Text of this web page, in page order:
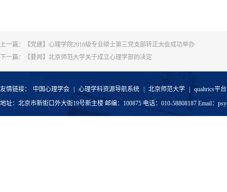
上一篇：
【党建】心理学院2016级专业硕士第三党支部转正大会成功举办
下一篇：
【要闻】北京师范大学关于成立心理学部的决定
友情链接： 中国心理学会 心理学科资源导航系统 北京师范大学
qualtrics平台
地址：北京市新街口外大街19号新主楼 邮编：100875 电话：010-58808187 Email：